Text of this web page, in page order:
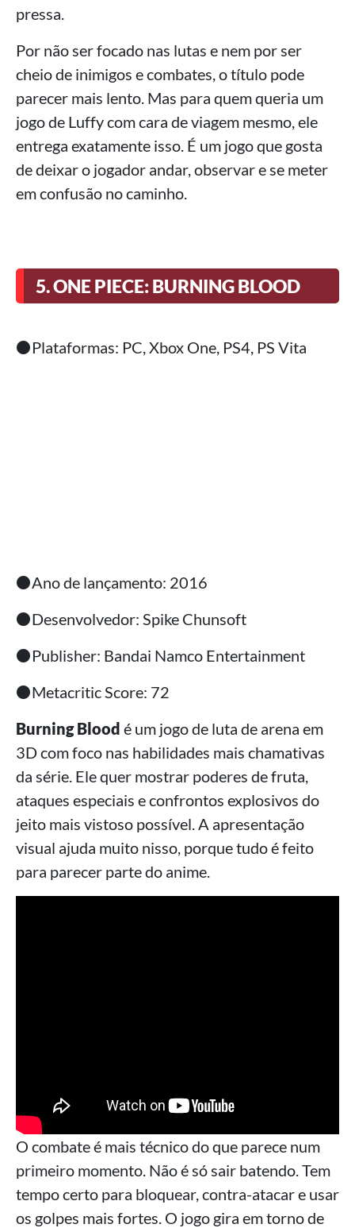
pressa.
Por não ser focado nas lutas e nem por ser
cheio de inimigos e combates, o título pode
parecer mais lento. Mas para quem queria um
jogo de Luffy com cara de viagem mesmo, ele
entrega exatamente isso. É um jogo que gosta
de deixar o jogador andar, observar e se meter
em confusão no caminho.
5. ONE PIECE: BURNING BLOOD
⚫Plataformas: PC, Xbox One, PS4, PS Vita
⚫Ano de lançamento: 2016
⚫Desenvolvedor: Spike Chunsoft
⚫Publisher: Bandai Namco Entertainment
⚫Metacritic Score: 72
Burning Blood é um jogo de luta de arena em
3D com foco nas habilidades mais chamativas
da série. Ele quer mostrar poderes de fruta,
ataques especiais e confrontos explosivos do
jeito mais vistoso possível. A apresentação
visual ajuda muito nisso, porque tudo é feito
para parecer parte do anime.
O combate é mais técnico do que parece num
primeiro momento. Não é só sair batendo. Tem
tempo certo para bloquear, contra-atacar e usar
os golpes mais fortes. O jogo gira em torno de